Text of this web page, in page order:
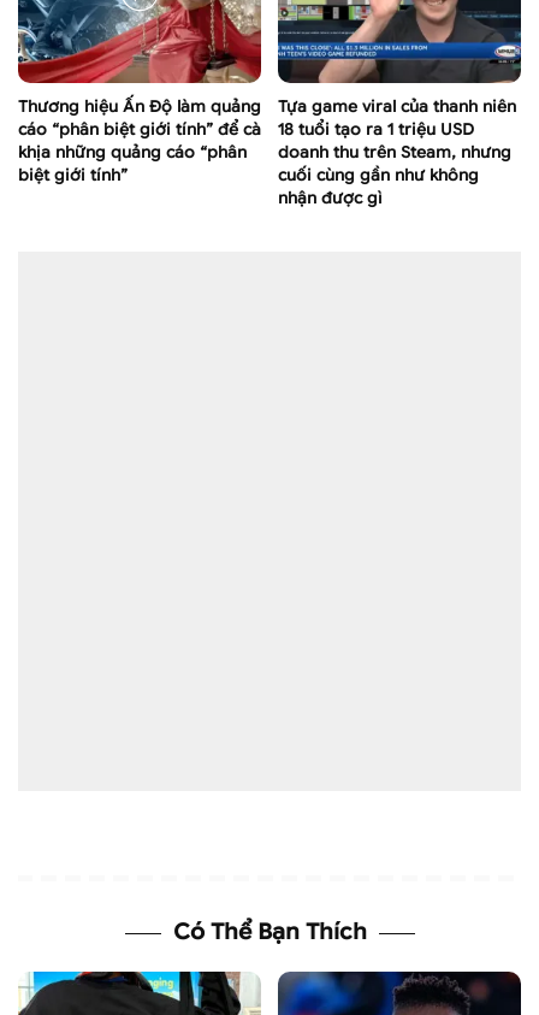
Thương hiệu Ấn Độ làm quảng
cáo “phân biệt giới tính” để cà
khịa những quảng cáo “phân
biệt giới tính”
Tựa game viral của thanh niên
18 tuổi tạo ra 1 triệu USD
doanh thu trên Steam, nhưng
cuối cùng gần như không
nhận được gì
Có Thể Bạn Thích